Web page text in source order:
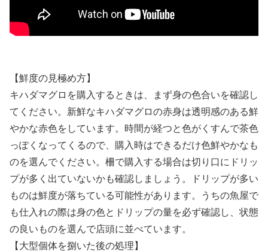
【鮮度の見極め方】
キハダマグロを購入するときは、まず身の色合いを確認し
てください。新鮮なキハダマグロの赤身は透明感のある鮮
やかな赤色をしています。時間が経つと色がくすんで茶色
っぽくなってくるので、購入時はできるだけ色鮮やかなも
のを選んでください。柵で購入する場合は切り口にドリッ
プが多く出ていないかも確認しましょう。ドリップが多い
ものは鮮度が落ちている可能性があります。うちの魚屋で
も仕入れの際は身の色とドリップの量を必ず確認し、状態
の良いものを選んで店頭に並べています。
【大型個体を捌いた後の処理】